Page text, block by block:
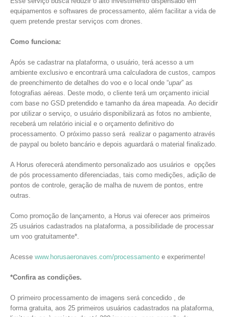
equipamentos e softwares de processamento, além facilitar a vida de
quem pretende prestar serviços com drones.
Como funciona:
Após se cadastrar na plataforma, o usuário, terá acesso a um
ambiente exclusivo e encontrará uma calculadora de custos, campos
de preenchimento de detalhes do voo e o local onde “upar” as
fotografias aéreas. Deste modo, o cliente terá um orçamento inicial
com base no GSD pretendido e tamanho da área mapeada. Ao decidir
por utilizar o serviço, o usuário disponibilizará as fotos no ambiente,
receberá um relatório inicial e o orçamento definitivo do
processamento. O próximo passo será realizar o pagamento através
de paypal ou boleto bancário e depois aguardará o material finalizado.
A Horus oferecerá atendimento personalizado aos usuários e opções
de pós processamento diferenciadas, tais como medições, adição de
pontos de controle, geração de malha de nuvem de pontos, entre
outras.
Como promoção de lançamento, a Horus vai oferecer aos primeiros
25 usuários cadastrados na plataforma, a possibilidade de processar
um voo gratuitamente*.
Acesse www.horusaeronaves.com/processamento e experimente!
*Confira as condições.
O primeiro processamento de imagens será concedido , de
forma gratuita, aos 25 primeiros usuários cadastrados na plataforma,